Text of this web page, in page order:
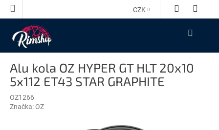
Přejít
CZK
NÁKUPNÍ
Alu kola OZ HYPER GT HLT 20x10
5x112 ET43 STAR GRAPHITE
OZ1266
Značka: OZ